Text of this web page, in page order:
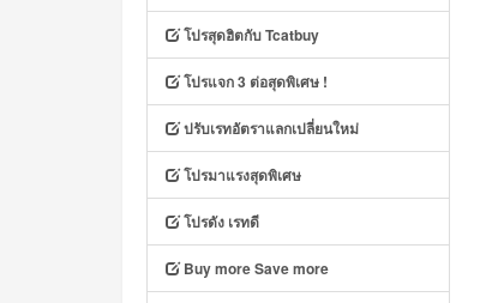
โปรสุดฮิตกับ Tcatbuy
โปรแจก 3 ต่อสุดพิเศษ !
ปรับเรทอัตราแลกเปลี่ยนใหม่
โปรมาแรงสุดพิเศษ
โปรดัง เรทดี
Buy more Save more